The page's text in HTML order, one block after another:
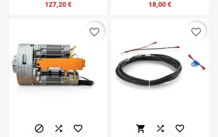
127,20 €
18,00 €
  
favorite_border
  
favorite_border